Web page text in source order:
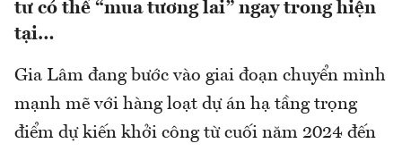
tư có thể “mua tương lai” ngay trong hiện
tại…
Gia Lâm đang bước vào giai đoạn chuyển mình
mạnh mẽ với hàng loạt dự án hạ tầng trọng
điểm dự kiến khởi công từ cuối năm 2024 đến